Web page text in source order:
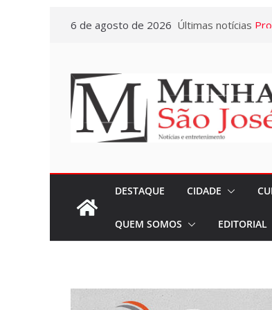
conteúdo
6 de agosto de 2026 Últimas notícias
DESTAQUE CIDADE
QUEM SOMOS EDITORIAL